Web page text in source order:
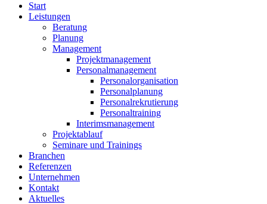
Start
Leistungen
Beratung
Planung
Management
Projektmanagement
Personalmanagement
Personalorganisation
Personalplanung
Personalrekrutierung
Personaltraining
Interimsmanagement
Projektablauf
Seminare und Trainings
Branchen
Referenzen
Unternehmen
Kontakt
Aktuelles